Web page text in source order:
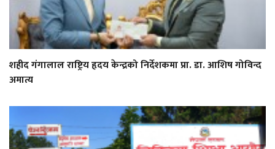
शहीद गंगालाल राष्ट्रिय हृदय केन्द्रको निर्देशकमा प्रा. डा. आशिष गोविन्द
अमात्य